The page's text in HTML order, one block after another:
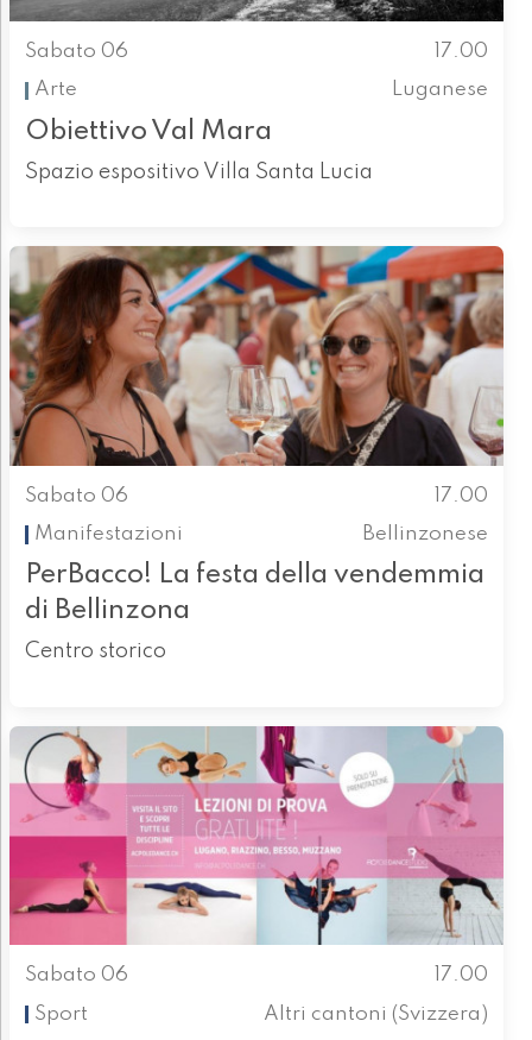
Sabato 06
17.00
Arte
Luganese
Obiettivo Val Mara
Spazio espositivo Villa Santa Lucia
Sabato 06
17.00
Manifestazioni
Bellinzonese
PerBacco! La festa della vendemmia
di Bellinzona
Centro storico
Sabato 06
17.00
Sport
Altri cantoni (Svizzera)